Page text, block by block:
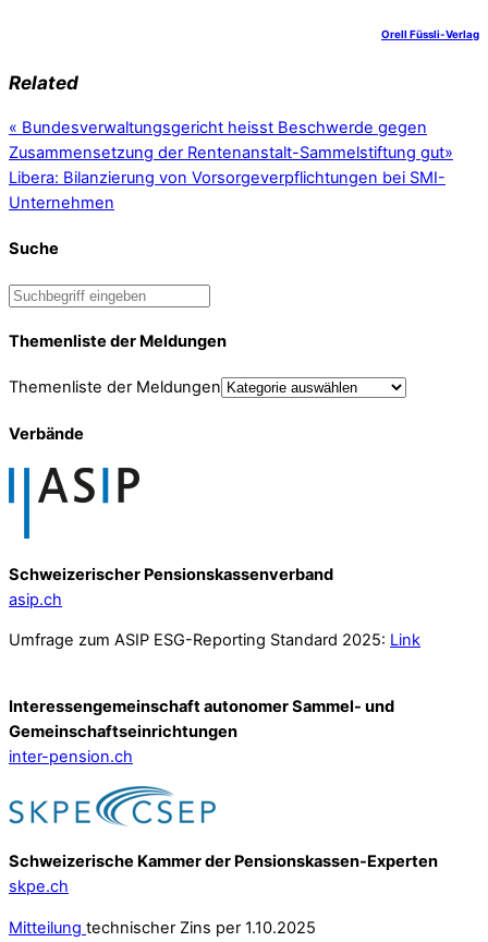
Orell Füssli-Verlag
Related
« Bundesverwaltungsgericht heisst Beschwerde gegen
Zusammensetzung der Rentenanstalt-Sammelstiftung gut»
Libera: Bilanzierung von Vorsorgeverpflichtungen bei SMI-
Unternehmen
Suche
Themenliste der Meldungen
Themenliste der Meldungen
Verbände
Schweizerischer Pensionskassenverband
asip.ch
Umfrage zum ASIP ESG-Reporting Standard 2025: Link
Interessengemeinschaft autonomer Sammel- und
Gemeinschafts­einrichtungen
inter-pension.ch
Schweizerische Kammer der Pensionskassen-Experten
skpe.ch
Mitteilung technischer Zins per 1.10.2025